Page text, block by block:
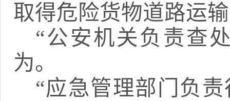
取得危险货物道路运
“公安机关负责查
为。
“应急管理部门负